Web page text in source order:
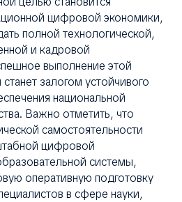
цифровой экономики,
полной технологической,
и кадровой
выполнение этой
залогом устойчивого
национальной
Важно отметить, что
самостоятельности
цифровой
системы,
оперативную подготовку
в сфере науки,